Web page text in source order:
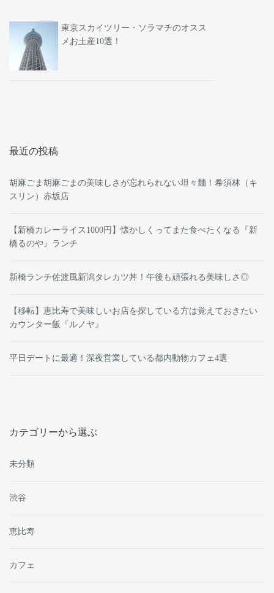
東京スカイツリー・ソラマチのオスス
メお土産10選！
最近の投稿
胡麻ごま胡麻ごまの美味しさが忘れられない坦々麺！希須林（キ
スリン）赤坂店
【新橋カレーライス1000円】懐かしくってまた食べたくなる『新
橋るのや』ランチ
新橋ランチ佐渡風新潟タレカツ丼！午後も頑張れる美味しさ◎
【移転】恵比寿で美味しいお店を探している方は覚えておきたい
カウンター飯『ルノヤ』
平日デートに最適！深夜営業している都内動物カフェ4選
カテゴリーから選ぶ
未分類
渋谷
恵比寿
カフェ